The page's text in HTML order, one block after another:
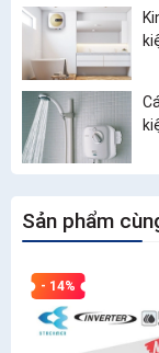
Sản phẩm
- 14%